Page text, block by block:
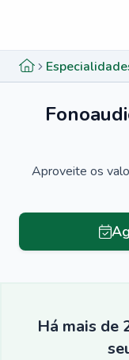
Aproveite os
Há mais de